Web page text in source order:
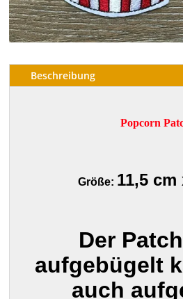
Beschreibung
Popcorn
Größe: 11,5 cm
Der
aufgebügelt
auch